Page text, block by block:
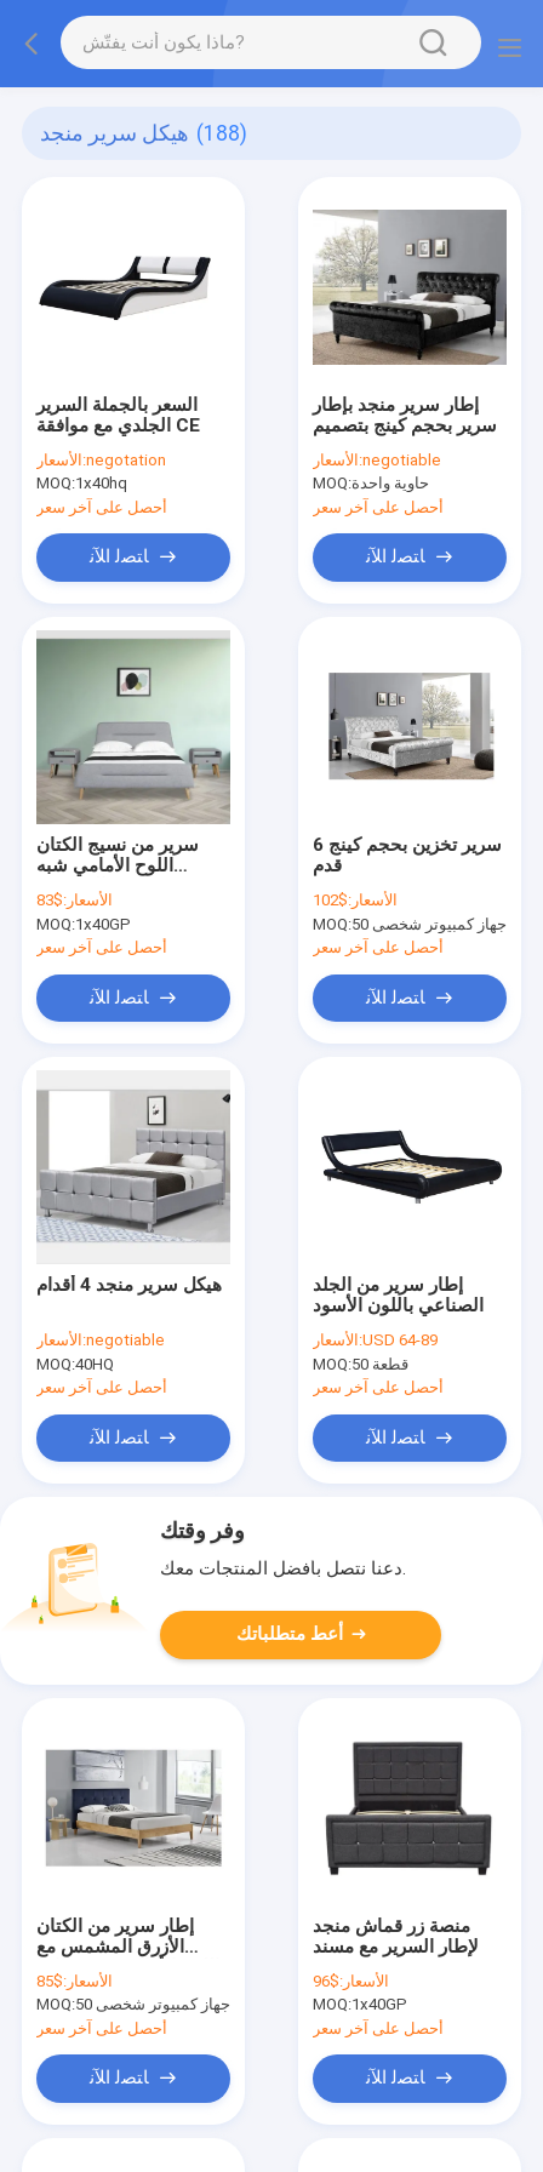
هيكل سرير منجد (188)
السعر بالجملة السرير
الجلدي مع موافقة CE
الأسعار:negotation
MOQ:1x40hq
أحصل على آخر سعر
ﺎﺘﺼﻟ ﺍﻶﻧ
إطار سرير منجد بإطار
سرير بحجم كينج بتصميم
تشيسترفيلد
الأسعار:negotiable
MOQ:حاوية واحدة
أحصل على آخر سعر
ﺎﺘﺼﻟ ﺍﻶﻧ
سرير من نسيج الكتان
اللوح الأمامي شبه
المنحرف
الأسعار:$83
MOQ:1x40GP
أحصل على آخر سعر
ﺎﺘﺼﻟ ﺍﻶﻧ
سرير تخزين بحجم كينج 6
قدم
الأسعار:$102
MOQ:
50 جهاز كمبيوتر شخصى
أحصل على آخر سعر
ﺎﺘﺼﻟ ﺍﻶﻧ
هيكل سرير منجد 4 أقدام
الأسعار:negotiable
MOQ:40HQ
أحصل على آخر سعر
ﺎﺘﺼﻟ ﺍﻶﻧ
إطار سرير من الجلد
الصناعي باللون الأسود
الأسعار:USD 64-89
MOQ:
50 قطعة
أحصل على آخر سعر
ﺎﺘﺼﻟ ﺍﻶﻧ
وفر وقتك
دعنا نتصل بأفضل المنتجات معك.
أعط متطلباتك
إطار سرير من الكتان
الأزرق المشمس مع
الأسعار:$85
MOQ:
50 جهاز كمبيوتر شخصى
أحصل على آخر سعر
ﺎﺘﺼﻟ ﺍﻶﻧ
منصة زر قماش منجد
لإطار السرير مع مسند
الأسعار:$96
MOQ:1x40GP
أحصل على آخر سعر
ﺎﺘﺼﻟ ﺍﻶﻧ